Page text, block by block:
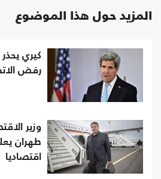
المزيد حول هذا الموضوع
كيري
رفض
وزير
طهران
اقتصاديا